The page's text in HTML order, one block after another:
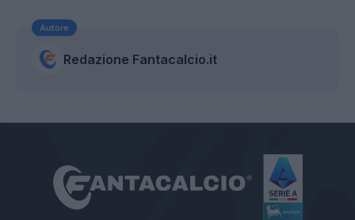
Autore
Redazione Fantacalcio.it